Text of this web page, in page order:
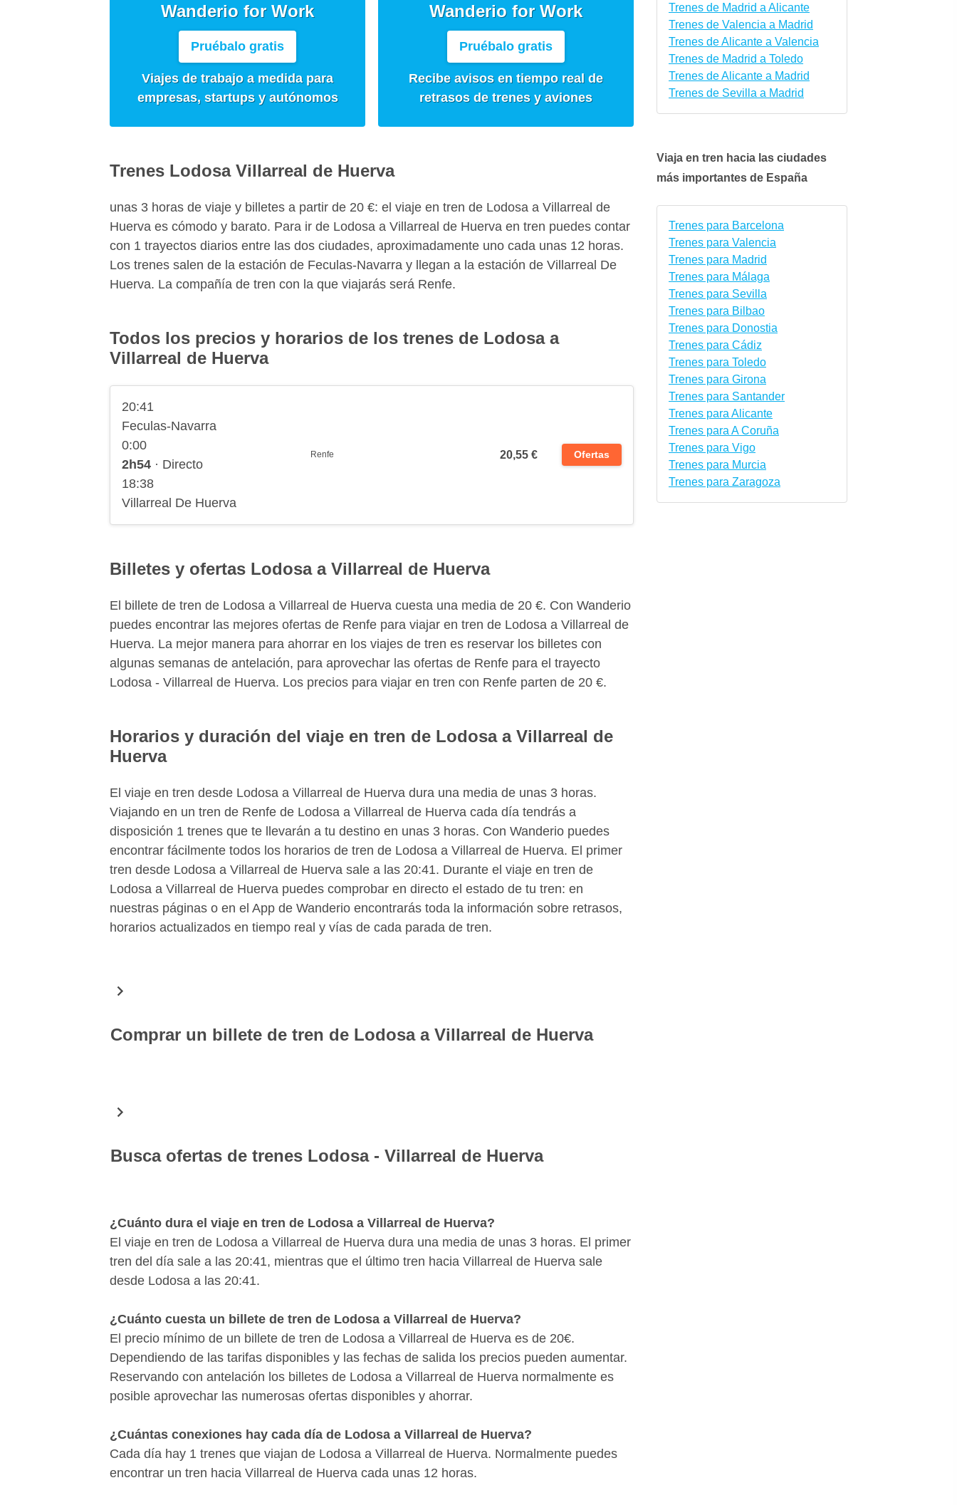
Wanderio for Work
Pruébalo gratis
Viajes de trabajo a medida para
empresas, startups y autónomos
Wanderio for Work
Pruébalo gratis
Recibe avisos en tiempo real de
retrasos de trenes y aviones
Trenes Lodosa Villarreal de Huerva
unas 3 horas de viaje y billetes a partir de 20 €: el viaje en tren de Lodosa a Villarreal de
Huerva es cómodo y barato. Para ir de Lodosa a Villarreal de Huerva en tren puedes contar
con 1 trayectos diarios entre las dos ciudades, aproximadamente uno cada unas 12 horas.
Los trenes salen de la estación de Feculas-Navarra y llegan a la estación de Villarreal De
Huerva. La compañía de tren con la que viajarás será Renfe.
Todos los precios y horarios de los trenes de Lodosa a
Villarreal de Huerva
20:41
Feculas-Navarra
0:00
2h54 · Directo
18:38
Villarreal De Huerva
Renfe 20,55 € Ofertas
Billetes y ofertas Lodosa a Villarreal de Huerva
El billete de tren de Lodosa a Villarreal de Huerva cuesta una media de 20 €. Con Wanderio
puedes encontrar las mejores ofertas de Renfe para viajar en tren de Lodosa a Villarreal de
Huerva. La mejor manera para ahorrar en los viajes de tren es reservar los billetes con
algunas semanas de antelación, para aprovechar las ofertas de Renfe para el trayecto
Lodosa - Villarreal de Huerva. Los precios para viajar en tren con Renfe parten de 20 €.
Horarios y duración del viaje en tren de Lodosa a Villarreal de
Huerva
El viaje en tren desde Lodosa a Villarreal de Huerva dura una media de unas 3 horas.
Viajando en un tren de Renfe de Lodosa a Villarreal de Huerva cada día tendrás a
disposición 1 trenes que te llevarán a tu destino en unas 3 horas. Con Wanderio puedes
encontrar fácilmente todos los horarios de tren de Lodosa a Villarreal de Huerva. El primer
tren desde Lodosa a Villarreal de Huerva sale a las 20:41. Durante el viaje en tren de
Lodosa a Villarreal de Huerva puedes comprobar en directo el estado de tu tren: en
nuestras páginas o en el App de Wanderio encontrarás toda la información sobre retrasos,
horarios actualizados en tiempo real y vías de cada parada de tren.
Comprar un billete de tren de Lodosa a Villarreal de Huerva
fecha seleccionada y puedes elegir el que mejor se adapte a tus necesidades reservando
Villarreal de Huerva en tiempo real, comprobando retrasos y vías.
Busca ofertas de trenes Lodosa - Villarreal de Huerva
aconsejamos que reserves tus billetes con bastante antelación para aprovechar las
promociones de Renfe. ¿Quieres saber si hay medios de transporte mejores para llegar a
Villarreal de Huerva desde Lodosa? Con Wanderio puedes comparar trenes, y escoger la
mejor opción para ti en pocos clics.
¿Cuánto dura el viaje en tren de Lodosa a Villarreal de Huerva?
El viaje en tren de Lodosa a Villarreal de Huerva dura una media de unas 3 horas. El primer
tren del día sale a las 20:41, mientras que el último tren hacia Villarreal de Huerva sale
desde Lodosa a las 20:41.
¿Cuánto cuesta un billete de tren de Lodosa a Villarreal de Huerva?
El precio mínimo de un billete de tren de Lodosa a Villarreal de Huerva es de 20€.
Dependiendo de las tarifas disponibles y las fechas de salida los precios pueden aumentar.
Reservando con antelación los billetes de Lodosa a Villarreal de Huerva normalmente es
posible aprovechar las numerosas ofertas disponibles y ahorrar.
¿Cuántas conexiones hay cada día de Lodosa a Villarreal de Huerva?
Cada día hay 1 trenes que viajan de Lodosa a Villarreal de Huerva. Normalmente puedes
encontrar un tren hacia Villarreal de Huerva cada unas 12 horas.
Trenes de Madrid a Alicante
Trenes de Valencia a Madrid
Trenes de Alicante a Valencia
Trenes de Madrid a Toledo
Trenes de Alicante a Madrid
Trenes de Sevilla a Madrid
Viaja en tren hacia las ciudades
más importantes de España
Trenes para Barcelona
Trenes para Valencia
Trenes para Madrid
Trenes para Málaga
Trenes para Sevilla
Trenes para Bilbao
Trenes para Donostia
Trenes para Cádiz
Trenes para Toledo
Trenes para Girona
Trenes para Santander
Trenes para Alicante
Trenes para A Coruña
Trenes para Vigo
Trenes para Murcia
Trenes para Zaragoza